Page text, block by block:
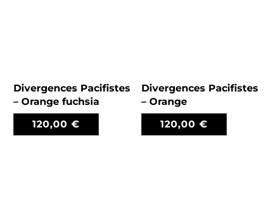
Divergences Pacifistes
– Orange fuchsia
120,00€
Divergences Pacifistes
– Orange
120,00€